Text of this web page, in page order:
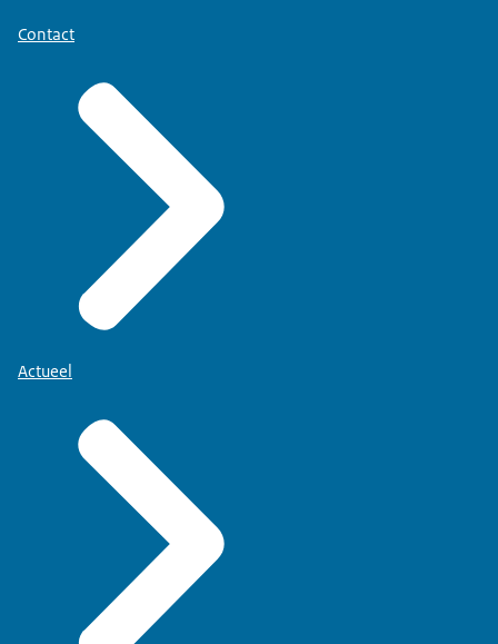
Contact
Actueel